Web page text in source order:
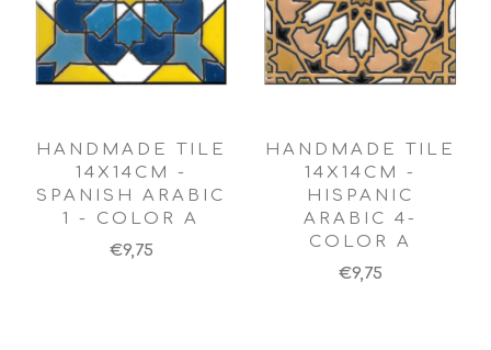
HANDMADE TILE
14X14CM -
SPANISH ARABIC
1 - COLOR A
€9,75
HANDMADE TILE
14X14CM -
HISPANIC
ARABIC 4-
COLOR A
€9,75